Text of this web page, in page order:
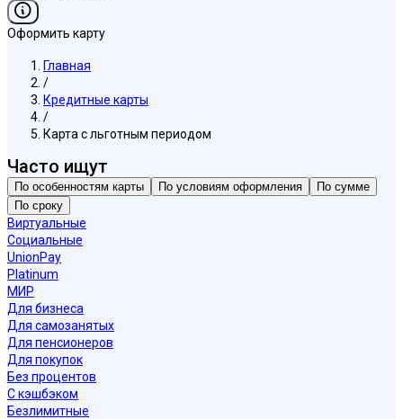
Оформить карту
Главная
/
Кредитные карты
/
Карта с льготным периодом
Часто ищут
По особенностям карты По условиям оформления
По сумме
По сроку
Виртуальные
Социальные
UnionPay
Platinum
МИР
Для бизнеса
Для самозанятых
Для пенсионеров
Для покупок
Без процентов
С кэшбэком
Безлимитные